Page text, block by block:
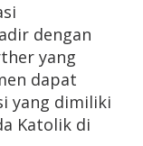
dengan
yang
dapat
yang dimiliki
Katolik di